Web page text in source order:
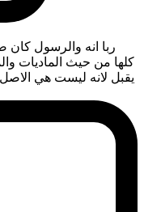
ربا انه والرسول كان
كلها من حيث الماديات
يقبل لانه ليست هي